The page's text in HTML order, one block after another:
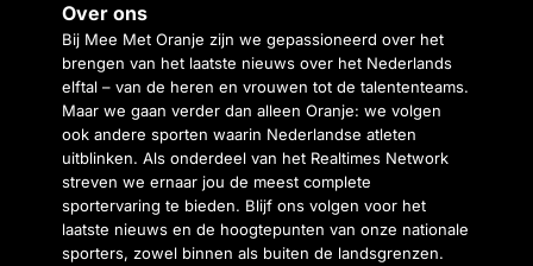
Over ons
Bij Mee Met Oranje zijn we gepassioneerd over het
brengen van het laatste nieuws over het Nederlands
elftal – van de heren en vrouwen tot de talententeams.
Maar we gaan verder dan alleen Oranje: we volgen
ook andere sporten waarin Nederlandse atleten
uitblinken. Als onderdeel van het Realtimes Network
streven we ernaar jou de meest complete
sportervaring te bieden. Blijf ons volgen voor het
laatste nieuws en de hoogtepunten van onze nationale
sporters, zowel binnen als buiten de landsgrenzen.